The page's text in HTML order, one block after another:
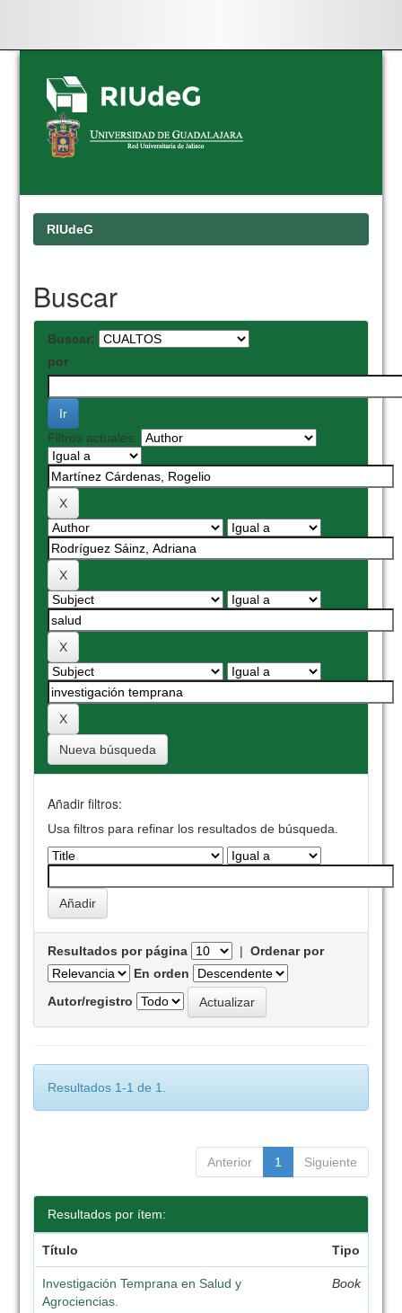
Skip
navigation
RIUdeG
Buscar
Buscar:
por
Filtros actuales:
Nueva búsqueda
Añadir filtros:
Usa filtros para refinar los resultados de búsqueda.
Resultados por página |Ordenar por
En orden
Autor/registro
Resultados 1-1 de 1.
Anterior 1 Siguiente
Resultados por ítem:
Título Tipo
Investigación Temprana en Salud y
Agrociencias.
Book